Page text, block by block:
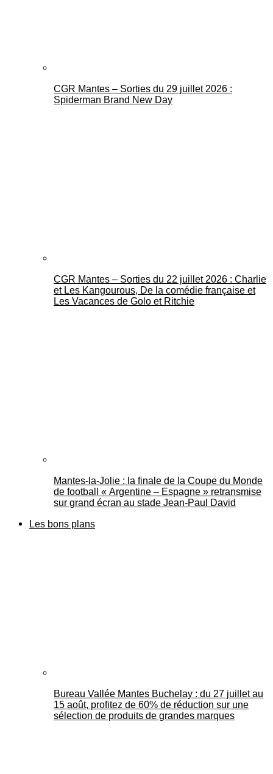
CGR Mantes – Sorties du 29 juillet 2026 :
Spiderman Brand New Day
CGR Mantes – Sorties du 22 juillet 2026 : Charlie
et Les Kangourous, De la comédie française et
Les Vacances de Golo et Ritchie
Mantes-la-Jolie : la finale de la Coupe du Monde
de football « Argentine – Espagne » retransmise
sur grand écran au stade Jean-Paul David
Les bons plans
Bureau Vallée Mantes Buchelay : du 27 juillet au
15 août, profitez de 60% de réduction sur une
sélection de produits de grandes marques